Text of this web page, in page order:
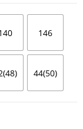
146
44(50)